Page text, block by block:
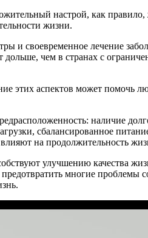
настрой, как
жизни.
и своевременное лечение
чем в странах с
этих аспектов может помочь
наличие
сбалансированное
на продолжительность
улучшению качества
многие проблемы